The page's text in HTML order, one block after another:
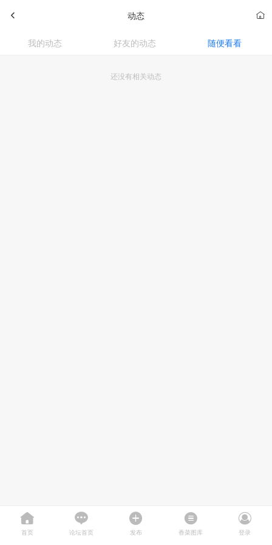
动态
我的动态 好友的动态 随便看看
还没有相关动态
首页 论坛首页 发布 香菜图库 登录